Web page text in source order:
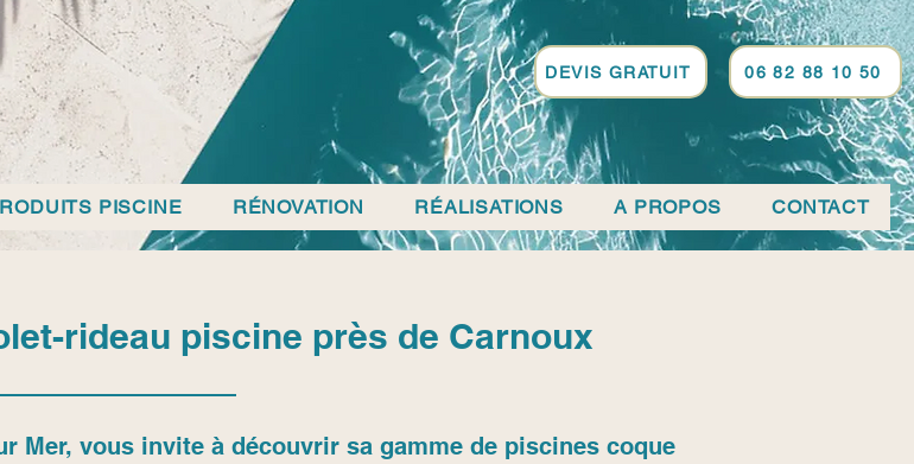
PISCINE RÉNOVATION RÉALISATIONS A PROPOS CONTACT
DEVIS GRATUIT 06 82 88 10 50
rideau piscine près de Carnoux
Mer, vous invite à découvrir sa gamme de piscines coque